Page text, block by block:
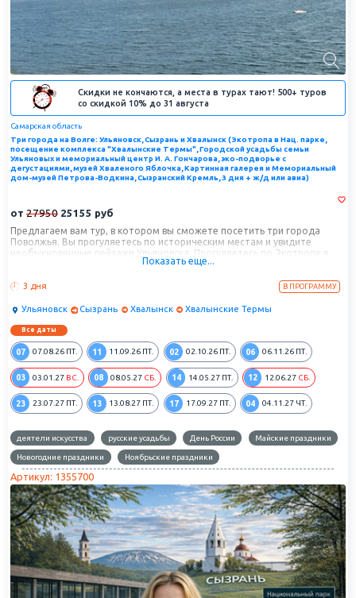
Скидки не кончаются, а места в турах тают! 500+ туров
со скидкой 10% до 31 августа
Самарская область
Три города на Волге: Ульяновск, Сызрань и Хвалынск (Экотропа в Нац. парке,
посещение комплекса "Хвалынские Термы", Городской усадьбы семьи
Ульяновых и мемориальный центр И. А. Гончарова, эко-подворье с
дегустациями, музей Хваленого Яблочка, Картинная галерея и Мемориальный
дом-музей Петрова-Водкина, Сызранский Кремль, 3 дня + ж/д или авиа)
от 27950 25155 руб
Предлагаем вам тур, в котором вы сможете посетить три города
Поволжья. Вы прогуляетесь по историческим местам и увидите
необыкновенные пейзажи Ульяновска. Прогуляетесь по Экотропе в
Национальном парке «Хвалынский». Посетите комплекс «Хвалынские
Кремль и попробуете легендарный торт «Паутинка» в Сызрани.
Показать еще...
3 дня В ПРОГРАММУ
Ульяновск Сызрань Хвалынск Хвалынские Термы
Все даты
07 07.08.26 ПТ. 11 11.09.26 ПТ. 02 02.10.26 ПТ. 06 06.11.26 ПТ.
03 03.01.27 ВС. 08 08.05.27 СБ. 14 14.05.27 ПТ. 12 12.06.27 СБ.
23 23.07.27 ПТ. 13 13.08.27 ПТ. 17 17.09.27 ПТ. 04 04.11.27 ЧТ.
деятели искусства русские усадьбы День России Майские праздники
Новогодние праздники Ноябрьские праздники
Артикул: 1355700